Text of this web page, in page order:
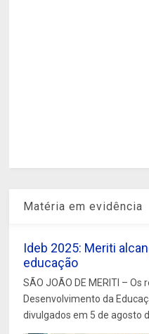
Matéria em evidência
Ideb 2025: Meriti
educação
SÃO JOÃO DE MERITI – Os
Desenvolvimento da
divulgados em 5 de agosto